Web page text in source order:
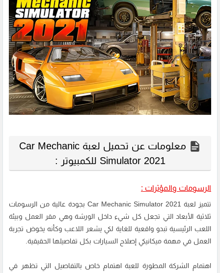
معلومات عن تحميل لعبة Car Mechanic
Simulator 2021 للكمبيوتر :
الرسومات والمؤثرات :
تتميز لعبة Car Mechanic Simulator 2021 بجودة عالية من الرسومات
ثلاثية الأبعاد التي تجعل كل شيء داخل الورشة وهي مقر العمل وبيئة
اللعب الرئيسية تبدو واقعية للغاية لكي يشعر اللاعب وكأنه يخوض تجربة
العمل في مهمة ميكانيكي إصلاح السيارات بكل تفاصيلها الحقيقية.
اهتمام الشركة المطورة للعبة اهتمام خاص بالتفاصيل التي تظهر في